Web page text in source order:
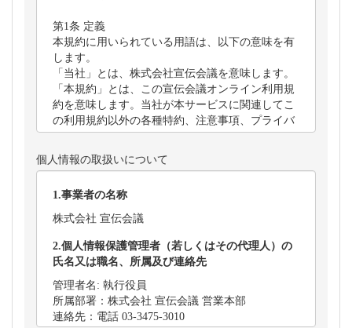
個人情報の取扱いについて